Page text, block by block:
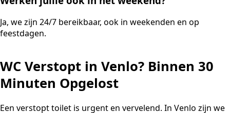
Ja, we zijn 24/7 bereikbaar, ook in weekenden en op
feestdagen.
WC Verstopt in Venlo? Binnen 30
Minuten Opgelost
Een verstopt toilet is urgent en vervelend. In Venlo zijn we